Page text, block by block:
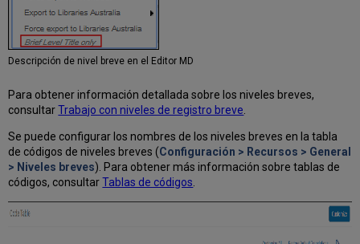
Descripción de nivel breve en el Editor MD
Para obtener información detallada sobre los niveles breves,
consultarTrabajo con niveles de registro breve
Se puede configurar los nombres de los niveles breves en la tabla
de códigos de niveles breves (Configuración > Recursos > General
> Niveles breves). Para obtener más información sobre tablas de
códigos, consultarTablas de códigos